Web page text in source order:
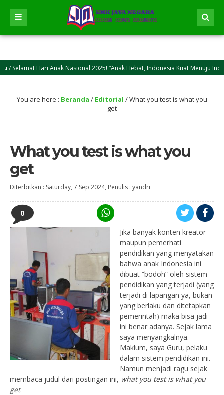
Hari Anak Nasional 2025! “Anak Hebat, Indonesia Kuat Menuju Indonesia
Idul Adha 2025M/1446 H! Semoga kasih sayang dan keikhlasan
You are here : Beranda / Editorial /What you test is what you
get
What you test is what you
get
Diterbitkan : Saturday, 7 Sep 2024, Penulis : yandri
0
Jika banyak konten kreator
maupun pemerhati
pendidikan yang menyatakan
bahwa anak Indonesia ini
dibuat “bodoh” oleh sistem
pendidikan yang terjadi (yang
terjadi di lapangan ya, bukan
yang berlaku dan ditetapkan
pemerintah) maka bisa jadi
ini benar adanya. Sejak lama
saya menyangkalnya.
Maklum, saya Guru, pelaku
dalam sistem pendidikan ini.
Namun menjadi ragu sejak
membaca judul dari postingan ini, what you test is what you
get.